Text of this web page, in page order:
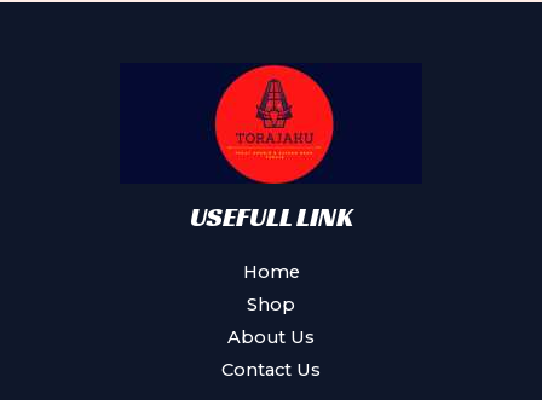
USEFULL LINK
Home
Shop
About Us
Contact Us